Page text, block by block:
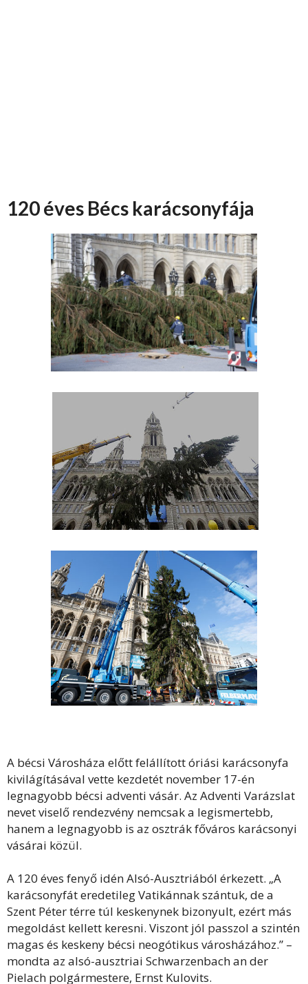
120 éves Bécs karácsonyfája
A bécsi Városháza előtt felállított óriási karácsonyfa
kivilágításával vette kezdetét november 17-én
legnagyobb bécsi adventi vásár. Az Adventi Varázslat
nevet viselő rendezvény nemcsak a legismertebb,
hanem a legnagyobb is az osztrák főváros karácsonyi
vásárai közül.
A 120 éves fenyő idén Alsó-Ausztriából érkezett. „A
karácsonyfát eredetileg Vatikánnak szántuk, de a
Szent Péter térre túl keskenynek bizonyult, ezért más
megoldást kellett keresni. Viszont jól passzol a szintén
magas és keskeny bécsi neogótikus városházához.” –
mondta az alsó-ausztriai Schwarzenbach an der
Pielach polgármestere, Ernst Kulovits.